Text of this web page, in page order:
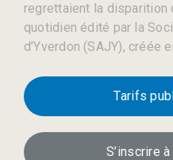
regrettaient la disparition
quotidien édité par la
d’Yverdon (SAJY), créée
Tarifs
S’inscrire